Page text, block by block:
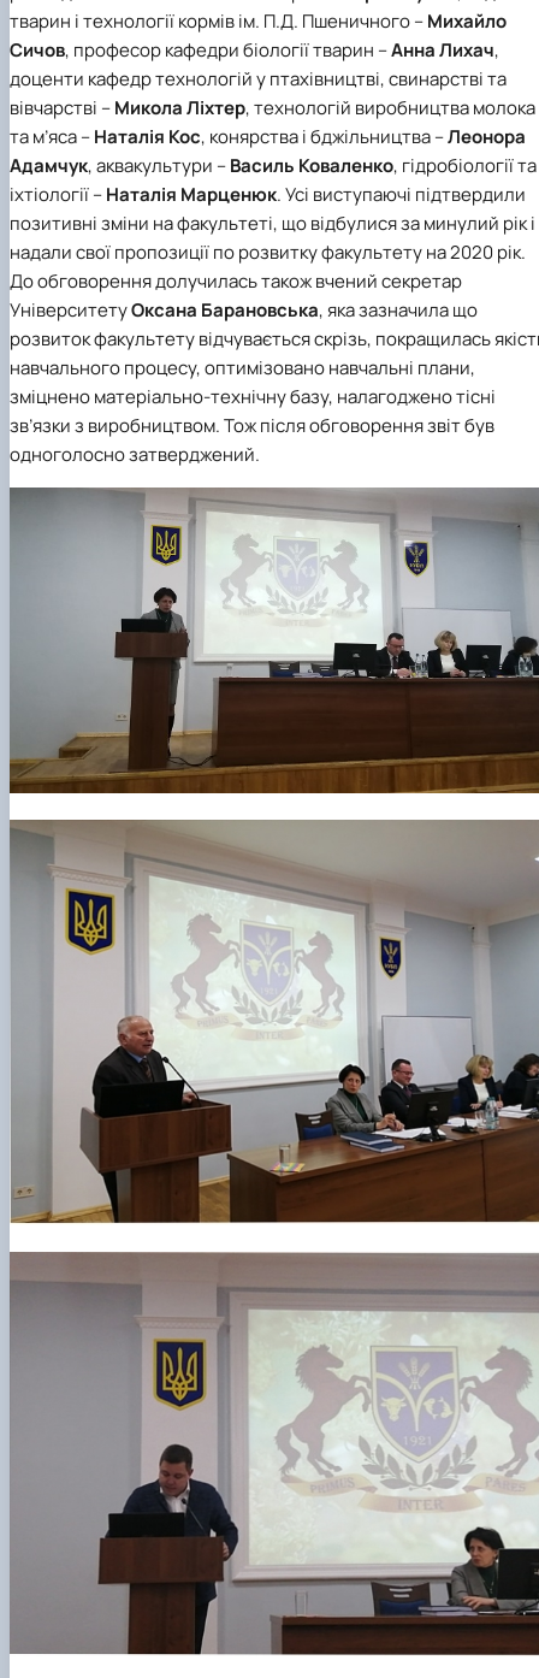
тварин і технології кормів ім. П.Д. Пшеничного –Михайло
Сичов, професор кафедри біології тварин –Анна Лихач,
доценти кафедр технологій у птахівництві, свинарстві та
вівчарстві –Микола Ліхтер, технологій виробництва молока
та м’яса –Наталія Кос, конярства і бджільництва –Леонора
Адамчук, аквакультури –Василь Коваленко, гідробіології та
іхтіології –Наталія Марценюк. Усі виступаючі підтвердили
позитивні зміни на факультеті, що відбулися за минулий рік і
надали свої пропозиції по розвитку факультету на 2020 рік.
До обговорення долучилась також вчений секретар
УніверситетуОксана Барановська, яка зазначила що
розвиток факультету відчувається скрізь, покращилась
навчального процесу, оптимізовано навчальні плани,
зміцнено матеріально-технічну базу, налагоджено тісні
зв’язки з виробництвом. Тож після обговорення звіт був
одноголосно затверджений.